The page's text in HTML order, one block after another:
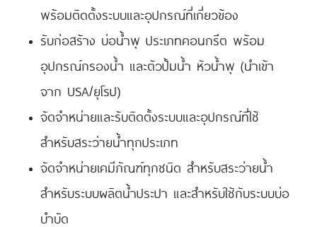
พร้อมติดตั้งระบบและอุปกรณ์ที่เกี่ยวข้อง
รับก่อสร้าง บ่อน้ำพุ ประเภทคอนกรีต พร้อม
อุปกรณ์กรองน้ำ และตัวปั้มน้ำ หัวน้ำพุ (นำเข้า
จาก USA/ยุโรป)
จัดจำหน่ายและรับติดตั้งระบบและอุปกรณ์ที่ใช้
สำหรับสระว่ายน้ำทุกประเภท
จัดจำหน่ายเคมีภัณฑ์ทุกชนิด สำหรับสระว่ายน้ำ
สำหรับระบบผลิตน้ำประปา และสำหรับใช้กับระบบบ่อ
บำบัด